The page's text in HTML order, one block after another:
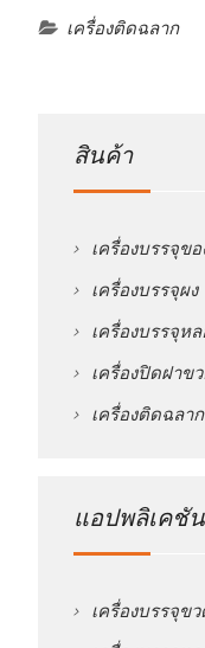
เครื่องติดฉลาก
สินค้า
เครื่องบรรจุขอ
เครื่องบรรจุผง
เครื่องบรรจุห
เครื่องปิดฝาข
เครื่องติดฉลาก
แอปพลิเคชัน
เครื่องบรรจุข